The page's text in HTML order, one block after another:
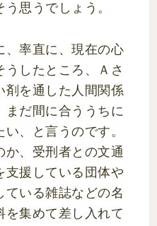
思うでしょう。
、率直に、現在の心
したところ、Ａさ
剤を通した人間関係
まだ間に合ううちに
、と言うのです。
か、受刑者との文通
支援している団体や
ている雑誌などの名
を集めて差し入れて